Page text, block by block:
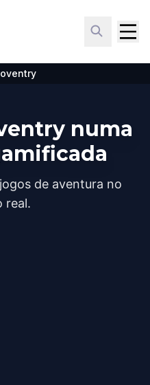
numa
de aventura no
real.